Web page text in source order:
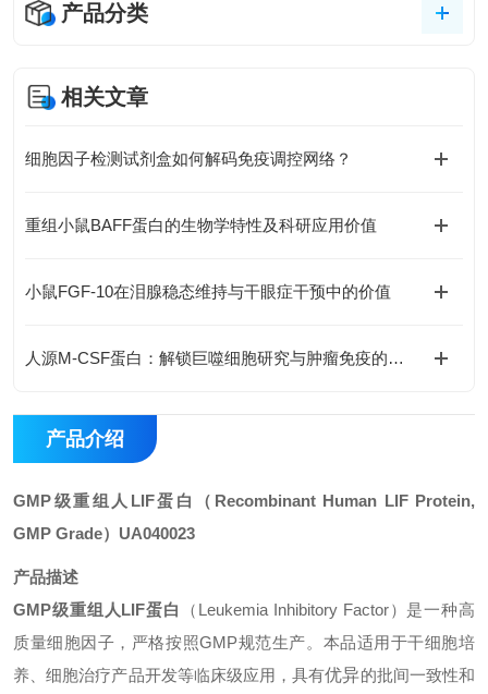
产品分类
相关文章
细胞因子检测试剂盒如何解码免疫调控网络？
重组小鼠BAFF蛋白的生物学特性及科研应用价值
小鼠FGF-10在泪腺稳态维持与干眼症干预中的价值
人源M-CSF蛋白：解锁巨噬细胞研究与肿瘤免疫的科研密钥
产品介绍
GMP级重组人LIF蛋白
（Recombinant Human LIF Protein,
GMP Grade） UA040023
产品描述
GMP级重组人LIF蛋白
（Leukemia Inhibitory Factor）是一种高
质量细胞因子，严格按照GMP规范生产。本品适用于干细胞培
养、细胞治疗产品开发等临床级应用，具有优异的批间一致性和